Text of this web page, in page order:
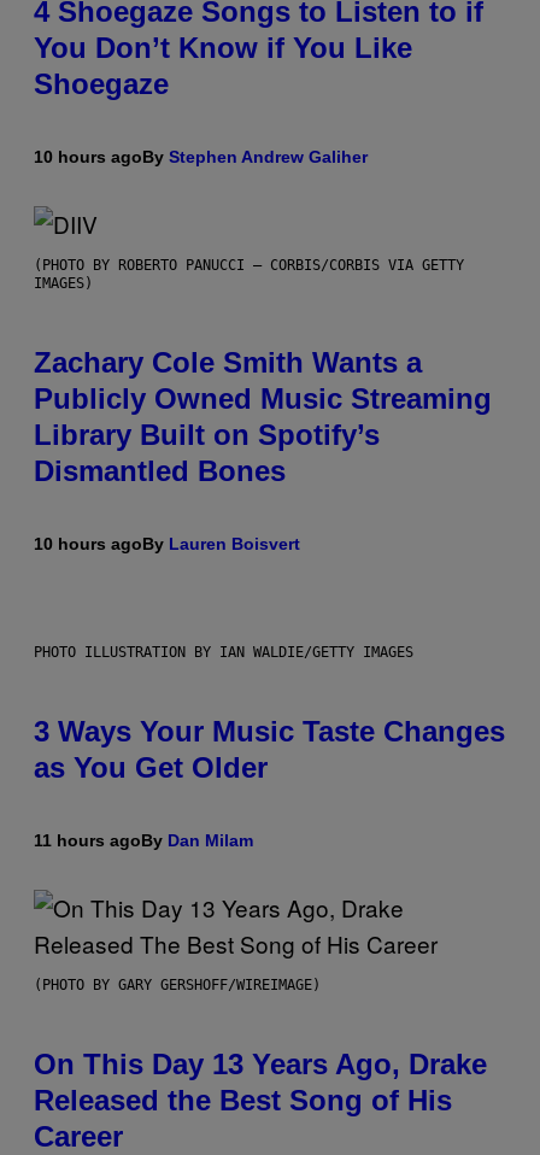
4 Shoegaze Songs to Listen to if
You Don’t Know if You Like
Shoegaze
10 hours agoBy Stephen Andrew Galiher
(PHOTO BY ROBERTO PANUCCI – CORBIS/CORBIS VIA GETTY
IMAGES)
Zachary Cole Smith Wants a
Publicly Owned Music Streaming
Library Built on Spotify’s
Dismantled Bones
10 hours agoBy Lauren Boisvert
PHOTO ILLUSTRATION BY IAN WALDIE/GETTY IMAGES
3 Ways Your Music Taste Changes
as You Get Older
11 hours agoBy Dan Milam
(PHOTO BY GARY GERSHOFF/WIREIMAGE)
On This Day 13 Years Ago, Drake
Released the Best Song of His
Career